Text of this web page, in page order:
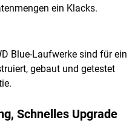
ein Klacks.
Blue-Laufwerke sind für ein
gebaut und getestet
Schnelles Upgrade